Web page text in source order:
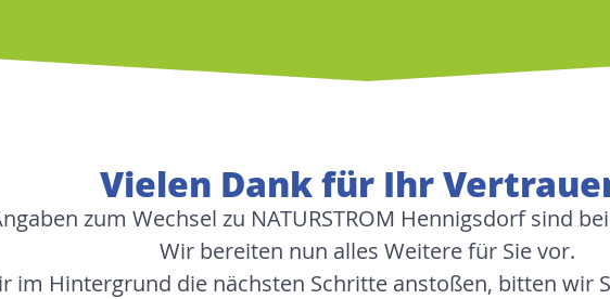
Vielen Dank für Ihr
zum Wechsel zu NATURSTROM Hennigsdorf sind
Wir bereiten nun alles Weitere für Sie vor.
im Hintergrund die nächsten Schritte anstoßen, bitten wir